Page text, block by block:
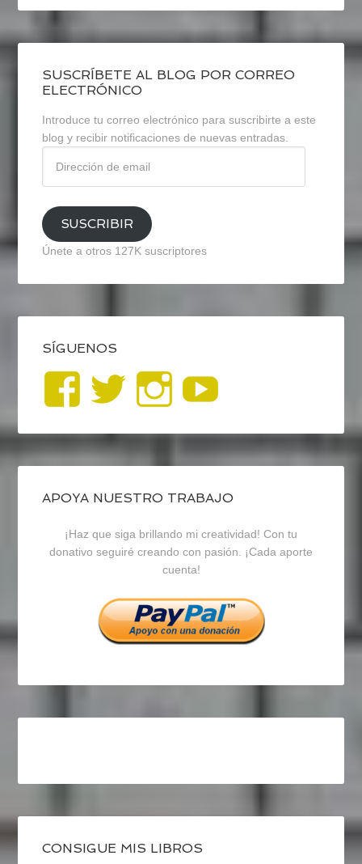
SUSCRÍBETE AL BLOG POR CORREO
ELECTRÓNICO
Introduce tu correo electrónico para suscribirte a este
blog y recibir notificaciones de nuevas entradas.
email
SUSCRIBIR
Únete a otros 127K suscriptores
SÍGUENOS
Ver
perfil
de
blogrecursosep
en
Facebook
Ver
perfil
de
recursosep
en
Twitter
Ver
perfil
de
recursosep
en
Instagram
APOYA NUESTRO TRABAJO
¡Haz que siga brillando mi creatividad! Con tu
donativo seguiré creando con pasión. ¡Cada aporte
cuenta!
CONSIGUE MIS LIBROS